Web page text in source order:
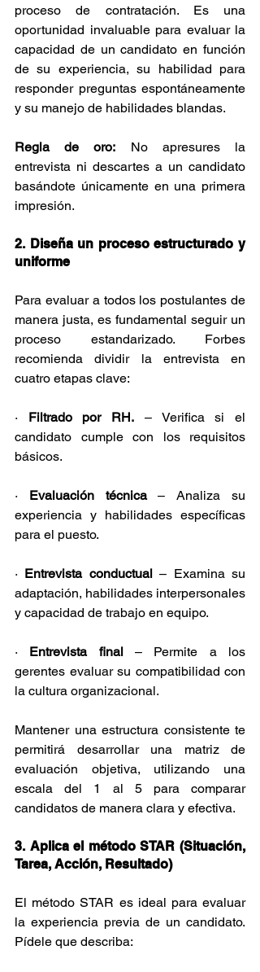
proceso de contratación. Es una
oportunidad invaluable para evaluar la
capacidad de un candidato en función
de su experiencia, su habilidad para
responder preguntas espontáneamente
y su manejo de habilidades blandas.
Regla de oro: No apresures la
entrevista ni descartes a un candidato
basándote únicamente en una primera
impresión.
2. Diseña un proceso estructurado y
uniforme
Para evaluar a todos los postulantes de
manera justa, es fundamental seguir un
proceso estandarizado. Forbes
recomienda dividir la entrevista en
cuatro etapas clave:
· Filtrado por RH. – Verifica si el
candidato cumple con los requisitos
básicos.
· Evaluación técnica – Analiza su
experiencia y habilidades específicas
para el puesto.
· Entrevista conductual – Examina su
adaptación, habilidades interpersonales
y capacidad de trabajo en equipo.
· Entrevista final – Permite a los
gerentes evaluar su compatibilidad con
la cultura organizacional.
Mantener una estructura consistente te
permitirá desarrollar una matriz de
evaluación objetiva, utilizando una
escala del 1 al 5 para comparar
candidatos de manera clara y efectiva.
3. Aplica el método STAR (Situación,
Tarea, Acción, Resultado)
El método STAR es ideal para evaluar
la experiencia previa de un candidato.
Pídele que describa: